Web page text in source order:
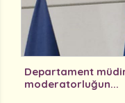
Departament
moderatorluğun...